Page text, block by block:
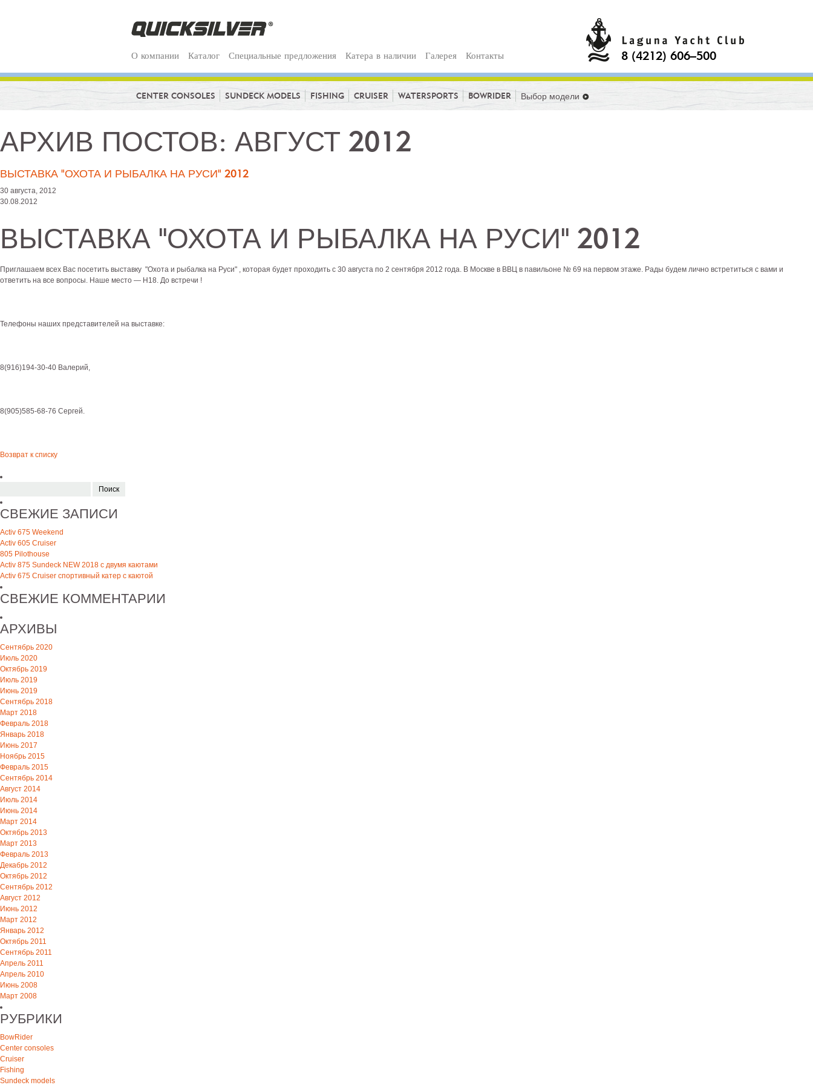
О компании Каталог Специальные предложения Катера в наличии Галерея Контакты
CENTER CONSOLES SUNDECK MODELS FISHING CRUISER WATERSPORTS BOWRIDER Выбор модели
8 (4212) 606–500
АРХИВ ПОСТОВ: АВГУСТ 2012
ВЫСТАВКА "ОХОТА И РЫБАЛКА НА РУСИ" 2012
30 августа, 2012
30.08.2012
ВЫСТАВКА "ОХОТА И РЫБАЛКА НА РУСИ" 2012
Приглашаем всех Вас посетить выставку "Охота и рыбалка на Руси" , которая будет проходить с 30 августа по 2 сентября 2012 года. В Москве в ВВЦ в павильоне № 69 на первом этаже. Рады будем лично встретиться с вами и
ответить на все вопросы. Наше место — Н18. До встречи !
Телефоны наших представителей на выставке:
8(916)194-30-40 Валерий,
8(905)585-68-76 Сергей.
Возврат к списку
СВЕЖИЕ ЗАПИСИ
Activ 675 Weekend
Activ 605 Cruiser
805 Pilothouse
Activ 875 Sundeck NEW 2018 с двумя каютами
Activ 675 Cruiser спортивный катер с каютой
СВЕЖИЕ КОММЕНТАРИИ
АРХИВЫ
Сентябрь 2020
Июль 2020
Октябрь 2019
Июль 2019
Июнь 2019
Сентябрь 2018
Март 2018
Февраль 2018
Январь 2018
Июнь 2017
Ноябрь 2015
Февраль 2015
Сентябрь 2014
Август 2014
Июль 2014
Июнь 2014
Март 2014
Октябрь 2013
Март 2013
Февраль 2013
Декабрь 2012
Октябрь 2012
Сентябрь 2012
Август 2012
Июнь 2012
Март 2012
Январь 2012
Октябрь 2011
Сентябрь 2011
Апрель 2011
Апрель 2010
Июнь 2008
Март 2008
РУБРИКИ
BowRider
Center consoles
Cruiser
Fishing
Sundeck models